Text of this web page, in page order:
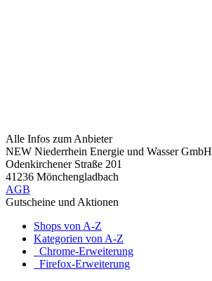
Alle Infos zum Anbieter
NEW Niederrhein Energie und Wasser GmbH
Odenkirchener Straße 201
41236 Mönchengladbach
AGB
Gutscheine und Aktionen
Shops von A-Z
Kategorien von A-Z
Chrome-Erweiterung
Firefox-Erweiterung